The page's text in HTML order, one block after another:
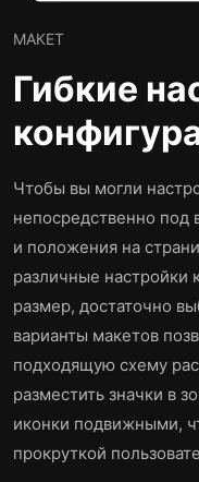
МАКЕТ
Гибкие
Чтобы вы могли
непосредственно под
и положения на
различные настройки
размер, достаточно
варианты макетов
подходящую схему
разместить значки в
иконки подвижными,
прокруткой